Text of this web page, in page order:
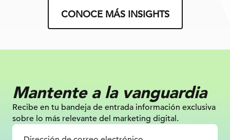
CONOCE MÁS INSIGHTS
Mantente a la vanguardia
Recibe en tu bandeja de entrada información exclusiva
sobre lo más relevante del marketing digital.